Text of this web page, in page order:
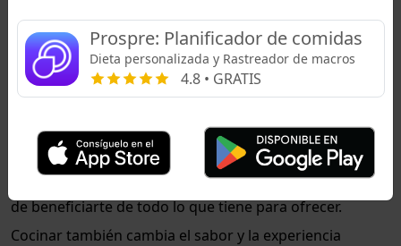
argumento de que la espinaca es mejor consumida
cocida.
nutricional de tus alimentos, así que mezclar diferentes
preparaciones del mismo alimento puede asegurarte
de beneficiarte de todo lo que tiene para ofrecer.
Cocinar también cambia el sabor y la experiencia
Prospre: Planificador de comidas
Dieta personalizada y Rastreador de macros
4.8 • GRATIS